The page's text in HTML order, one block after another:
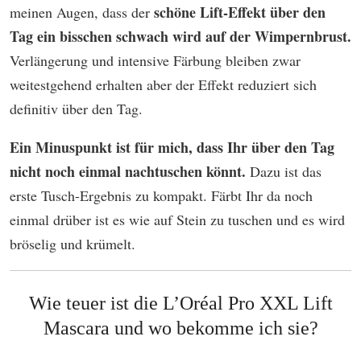
meinen Augen, dass der schöne Lift-Effekt über den
Tag ein bisschen schwach wird auf der Wimpernbrust.
Verlängerung und intensive Färbung bleiben zwar
weitestgehend erhalten aber der Effekt reduziert sich
definitiv über den Tag.
Ein Minuspunkt ist für mich, dass Ihr über den Tag
nicht noch einmal nachtuschen könnt. Dazu ist das
erste Tusch-Ergebnis zu kompakt. Färbt Ihr da noch
einmal drüber ist es wie auf Stein zu tuschen und es wird
bröselig und krümelt.
Wie teuer ist die L’Oréal Pro XXL Lift
Mascara und wo bekomme ich sie?